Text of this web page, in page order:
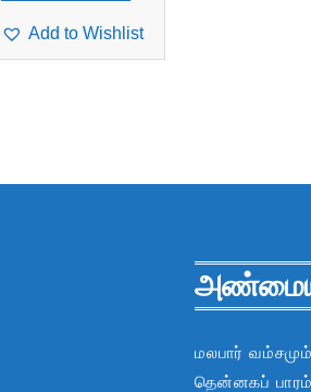
Add to Wishlist
அண்மைய
மலபார்
தென்னகப்